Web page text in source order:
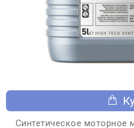
Синтетическое моторное